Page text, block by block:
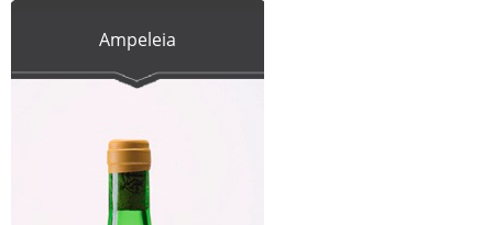
Ampeleia